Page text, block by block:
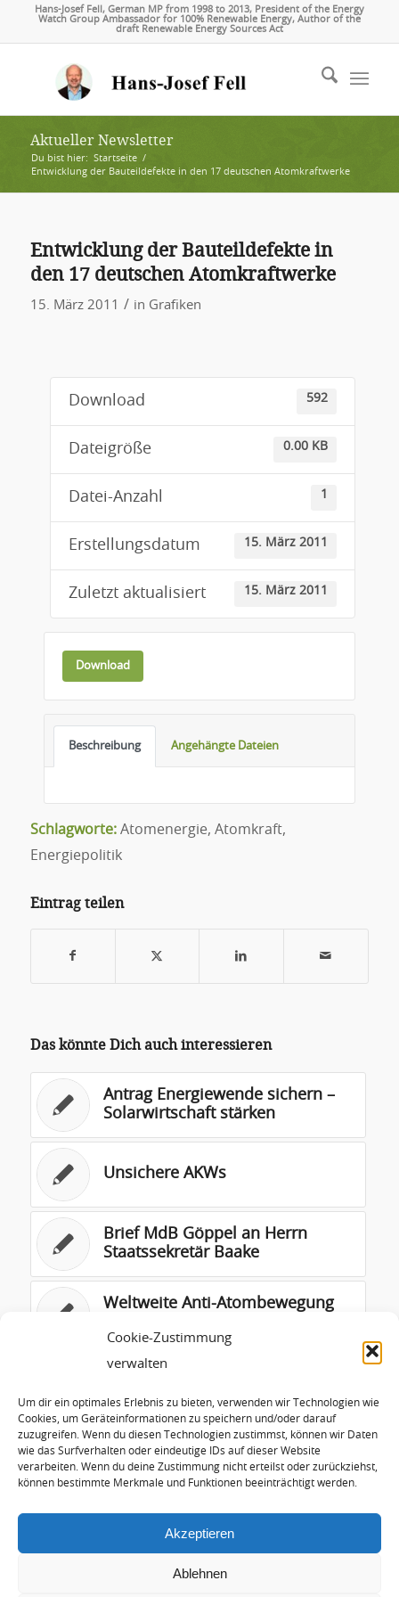
Cookie-Zustimmung
verwalten
Um dir ein optimales Erlebnis zu bieten, verwenden wir Technologien wie
Cookies, um Geräteinformationen zu speichern und/oder darauf
zuzugreifen. Wenn du diesen Technologien zustimmst, können wir Daten
wie das Surfverhalten oder eindeutige IDs auf dieser Website
verarbeiten. Wenn du deine Zustimmung nicht erteilst oder zurückziehst,
können bestimmte Merkmale und Funktionen beeinträchtigt werden.
Akzeptieren
Ablehnen
Hans-Josef Fell, German MP from 1998 to 2013, President of the Energy
Watch Group Ambassador for 100% Renewable Energy, Author of the
draft Renewable Energy Sources Act
Aktueller Newsletter
Du bist hier: Startseite /
Entwicklung der Bauteildefekte in den 17 deutschen Atomkraftwerke
Entwicklung der Bauteildefekte in
den 17 deutschen Atomkraftwerke
15. März 2011 / in Grafiken
Download 592
Dateigröße 0.00 KB
Datei-Anzahl 1
Erstellungsdatum 15. März 2011
Zuletzt aktualisiert 15. März 2011
Download
Beschreibung Angehängte Dateien
Schlagworte: Atomenergie, Atomkraft,
Energiepolitik
Eintrag teilen
Das könnte Dich auch interessieren
Antrag Energiewende sichern –
Solarwirtschaft stärken
Unsichere AKWs
Brief MdB Göppel an Herrn
Staatssekretär Baake
Weltweite Anti-Atombewegung
Grüner Änderungsantrag Wind-
Leitfaden zur Zulassung von
Photovoltaik-Freiflächen-
Anlagen